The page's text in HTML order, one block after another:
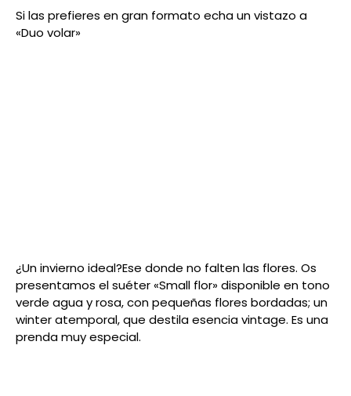
Si las prefieres en gran formato echa un vistazo a
«Duo volar»
¿Un invierno ideal?Ese donde no falten las flores. Os
presentamos el suéter «Small flor» disponible en tono
verde agua y rosa, con pequeñas flores bordadas; un
winter atemporal, que destila esencia vintage. Es una
prenda muy especial.